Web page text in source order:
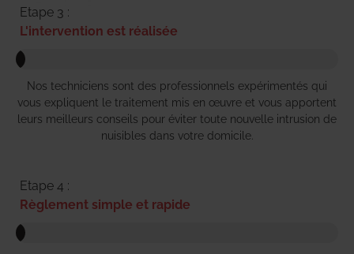
Etape 3 :
L'intervention est réalisée
Nos techniciens sont des professionnels expérimentés qui
vous expliquent le traitement mis en œuvre et vous apportent
leurs meilleurs conseils pour éviter toute nouvelle intrusion de
nuisibles dans votre domicile.
Etape 4 :
Règlement simple et rapide